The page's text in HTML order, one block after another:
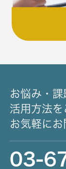
お悩み・
活用方法を
お気軽にお
03-